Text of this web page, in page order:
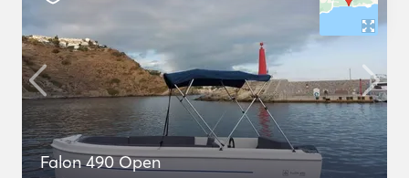
Falon 490 Open